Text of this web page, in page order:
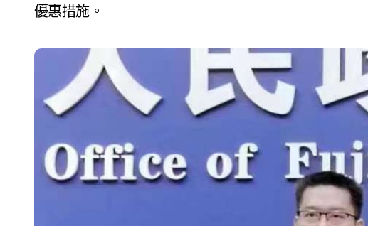
優惠措施。